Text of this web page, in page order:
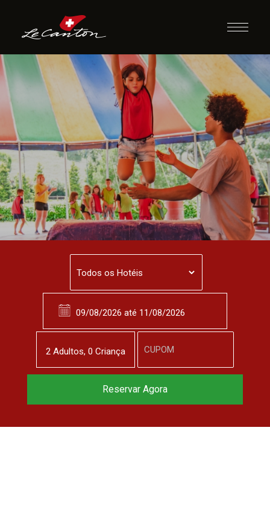
Escola de Circo
2 Adultos, 0 Criança
Reservar Agora